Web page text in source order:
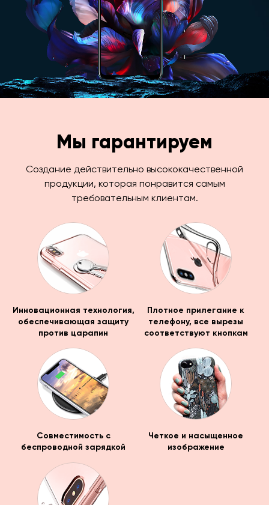
Мы гарантируем
Создание действительно высококачественной
продукции, которая понравится самым
требовательным клиентам.
Инновационная технология,
обеспечивающая защиту
против царапин
Плотное прилегание к
телефону, все вырезы
соответствуют кнопкам
Совместимость с
беспроводной зарядкой
Четкое и насыщенное
изображение